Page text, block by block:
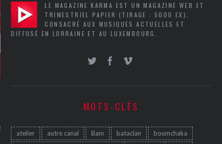
ANNIVERSAIRE
LE MAGAZINE KARMA EST UN MAGAZINE WEB ET
TRIMESTRIEL PAPIER (TIRAGE : 5000 EX),
CONSACRÉ AUX MUSIQUES ACTUELLES ET
DIFFUSÉ EN LORRAINE ET AU LUXEMBOURG.
MOTS-CLÉS
atelier autre canal Bam bataclan
boumchaka